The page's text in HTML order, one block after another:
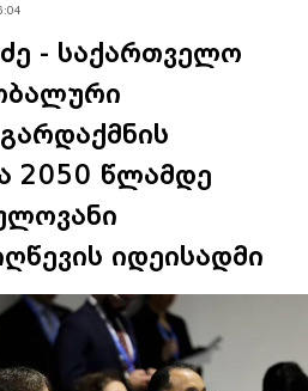
- საქართველო
2050 წლამდე
იდეისადმი